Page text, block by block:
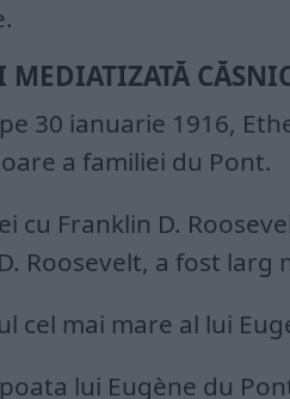
MEDIATIZATĂ
30 ianuarie 1916,
a familiei du Pont.
cu Franklin D.
Roosevelt, a fost larg
cel mai mare al lui
lui Eugène du